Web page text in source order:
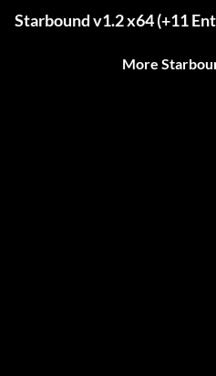
Starbound v1.2 x64 (+11
More